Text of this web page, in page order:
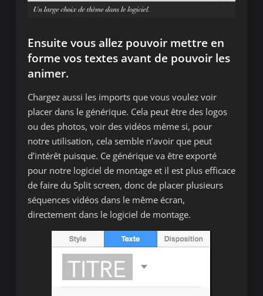
Ensuite vous allez pouvoir mettre en
forme vos textes avant de pouvoir les
animer.
Chargez aussi les imports que vous voulez voir
placer dans le générique. Cela peut être des logos
ou des photos, voir des vidéos même si, pour
notre utilisation, cela semble n’avoir que peut
d’intérêt puisque. Ce générique va être exporté
pour notre logiciel de montage et il est plus efficace
de faire du Split screen, donc de placer plusieurs
séquences vidéos dans le même écran,
directement dans le logiciel de montage.